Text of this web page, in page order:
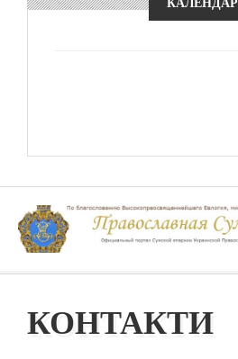
КАЛЕНДАР
КОНТАКТИ